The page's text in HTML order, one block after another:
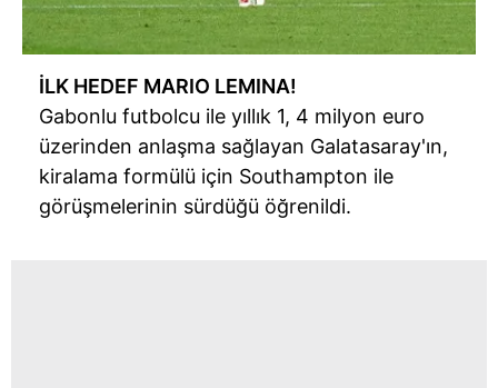
İLK HEDEF MARIO LEMINA!
Gabonlu futbolcu ile yıllık 1, 4 milyon euro
üzerinden anlaşma sağlayan Galatasaray'ın,
kiralama formülü için Southampton ile
görüşmelerinin sürdüğü öğrenildi.